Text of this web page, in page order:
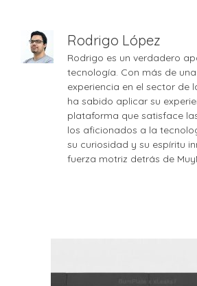
Rodrigo López
Rodrigo es un verdadero
tecnología. Con más de
experiencia en el sector de
ha sabido aplicar su
plataforma que satisface
los aficionados a la
su curiosidad y su espíritu
fuerza motriz detrás de